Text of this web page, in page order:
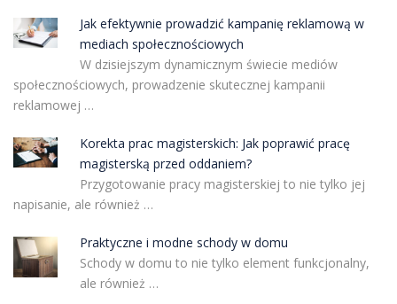
Jak efektywnie prowadzić kampanię reklamową w
mediach społecznościowych
W dzisiejszym dynamicznym świecie mediów
społecznościowych, prowadzenie skutecznej kampanii
reklamowej …
Korekta prac magisterskich: Jak poprawić pracę
magisterską przed oddaniem?
Przygotowanie pracy magisterskiej to nie tylko jej
napisanie, ale również …
Praktyczne i modne schody w domu
Schody w domu to nie tylko element funkcjonalny,
ale również …